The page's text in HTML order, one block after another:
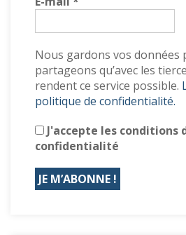
Nous gardons vos données
partageons qu’avec les
rendent ce service possible.
politique de confidentialité.
J'accepte les conditions
confidentialité